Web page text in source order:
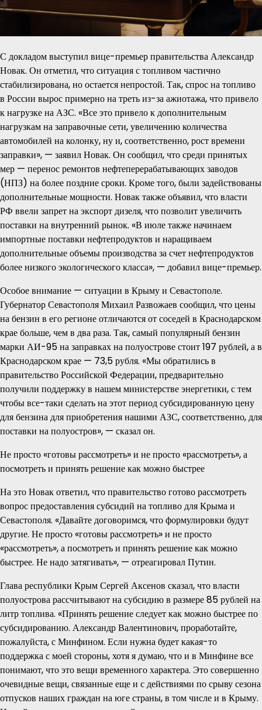
С докладом выступил вице-премьер правительства Александр
Новак. Он отметил, что ситуация с топливом частично
стабилизирована, но остается непростой. Так, спрос на топливо
в России вырос примерно на треть из-за ажиотажа, что привело
к нагрузке на АЗС. «Все это привело к дополнительным
нагрузкам на заправочные сети, увеличению количества
автомобилей на колонку, ну и, соответственно, рост времени
заправки», — заявил Новак. Он сообщил, что среди принятых
мер — перенос ремонтов нефтеперерабатывающих заводов
(НПЗ) на более поздние сроки. Кроме того, были задействованы
дополнительные мощности. Новак также объявил, что власти
РФ ввели запрет на экспорт дизеля, что позволит увеличить
поставки на внутренний рынок. «В июле также начинаем
импортные поставки нефтепродуктов и наращиваем
дополнительные объемы производства за счет нефтепродуктов
более низкого экологического класса», — добавил вице-премьер.
Особое внимание — ситуации в Крыму и Севастополе.
Губернатор Севастополя Михаил Развожаев сообщил, что цены
на бензин в его регионе отличаются от соседей в Краснодарском
крае больше, чем в два раза. Так, самый популярный бензин
марки АИ-95 на заправках на полуострове стоит 197 рублей, а в
Краснодарском крае — 73,5 рубля. «Мы обратились в
правительство Российской Федерации, предварительно
получили поддержку в нашем министерстве энергетики, с тем
чтобы все-таки сделать на этот период субсидированную цену
для бензина для приобретения нашими АЗС, соответственно, для
поставки на полуостров», — сказал он.
Не просто «готовы рассмотреть» и не просто «рассмотреть», а
посмотреть и принять решение как можно быстрее
На это Новак ответил, что правительство готово рассмотреть
вопрос предоставления субсидий на топливо для Крыма и
Севастополя. «Давайте договоримся, что формулировки будут
другие. Не просто «готовы рассмотреть» и не просто
«рассмотреть», а посмотреть и принять решение как можно
быстрее. Не надо затягивать», — отреагировал Путин.
Глава республики Крым Сергей Аксенов сказал, что власти
полуострова рассчитывают на субсидию в размере 85 рублей на
литр топлива. «Принять решение следует как можно быстрее по
субсидированию. Александр Валентинович, проработайте,
пожалуйста, с Минфином. Если нужна будет какая-то
поддержка с моей стороны, хотя я думаю, что и в Минфине все
понимают, что это вещи временного характера. Это совершенно
очевидные вещи, связанные еще и с действиями по срыву сезона
отпусков наших граждан на юге страны, в том числе и в Крыму.